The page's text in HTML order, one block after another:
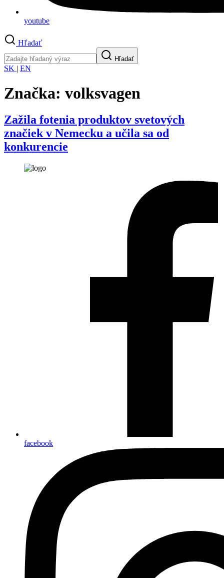
youtube
Hľadať
Hľadať
SK | EN
Značka: volksvagen
Zažila fotenia produktov svetových
značiek v Nemecku a učila sa od
konkurencie
facebook